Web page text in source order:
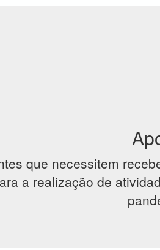
que necessitem
a realização de